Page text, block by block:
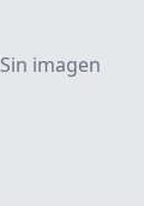
Sin imagen